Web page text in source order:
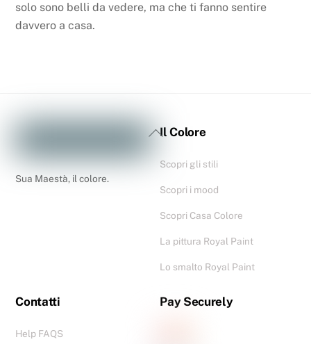
solo sono belli da vedere, ma che ti fanno sentire
davvero a casa.
Sua Maestà, il colore.
Il Colore
Scopri gli stili
Scopri i mood
Scopri Casa Colore
La pittura Royal Paint
Lo smalto Royal Paint
Contatti
Help FAQS
Pay Securely